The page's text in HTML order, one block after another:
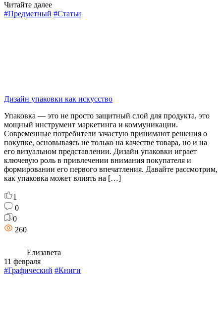
Читайте далее
#Предметный #Статьи
Дизайн упаковки как искусство
Упаковка — это не просто защитный слой для продукта, это
мощный инструмент маркетинга и коммуникации.
Современные потребители зачастую принимают решения о
покупке, основываясь не только на качестве товара, но и на
его визуальном представлении. Дизайн упаковки играет
ключевую роль в привлечении внимания покупателя и
формировании его первого впечатления. Давайте рассмотрим,
как упаковка может влиять на […]
1
0
0
260
Елизавета
11 февраля
#Графический #Книги